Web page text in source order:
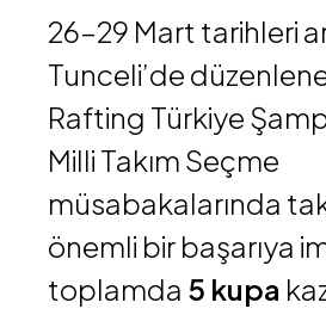
26–29 Mart tarihleri
Tunceli’de
Rafting Türkiye
Milli Takım Seçme
müsabakalarında
önemli bir başarıya
toplamda 5 kupa